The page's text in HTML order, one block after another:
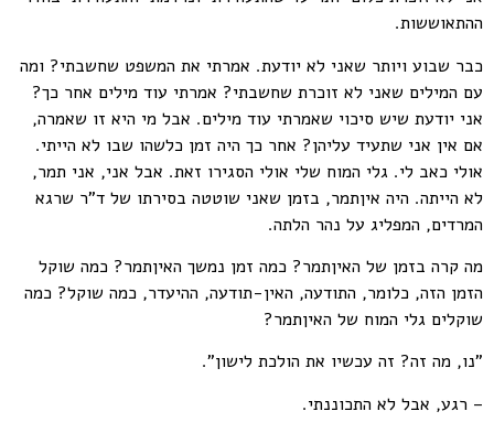
ההתאוששות.
כבר שבוע ויותר שאני לא יודעת. אמרתי את המשפט שחשבתי? ומה
עם המילים שאני לא זוכרת שחשבתי? אמרתי עוד מילים אחר כך?
אני יודעת שיש סיכוי שאמרתי עוד מילים. אבל מי היא זו שאמרה,
אם אין אני שתעיד עליהן? אחר כך היה זמן כלשהו שבו לא הייתי.
אולי כאב לי. גלי המוח שלי אולי הסגירו זאת. אבל אני, אני תמר,
לא הייתה. היה איןתמר, בזמן שאני שוטטה בסירתו של ד"ר שרגא
המרדים, המפליג על נהר הלתה.
מה קרה בזמן של האיןתמר? כמה זמן נמשך האיןתמר? כמה שוקל
הזמן הזה, כלומר, התודעה, האין-תודעה, ההיעדר, כמה שוקל? כמה
שוקלים גלי המוח של האיןתמר?
"נו, מה זה? זה עכשיו את הולכת לישון".
– רגע, אבל לא התכוננתי.